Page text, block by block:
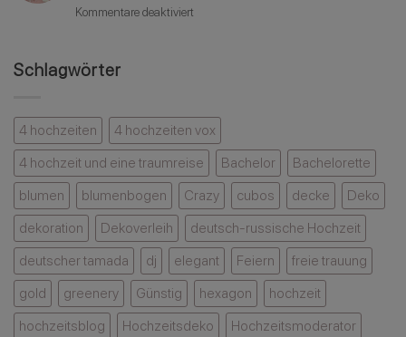
bleibt
mit
Stil
Kommentare deaktiviert
Kirschbäume
–
eine
besondere
Kombination
Schlagwörter
4 hochzeiten
4 hochzeiten vox
4 hochzeit und eine traumreise
Bachelor
Bachelorette
blumen
blumenbogen Crazy cubos decke
Deko
dekoration
Dekoverleih
deutsch-russische Hochzeit
deutscher tamada
dj elegant Feiern
freie trauung
gold
greenery Günstig hexagon
hochzeit
hochzeitsblog
Hochzeitsdeko
Hochzeitsmoderator